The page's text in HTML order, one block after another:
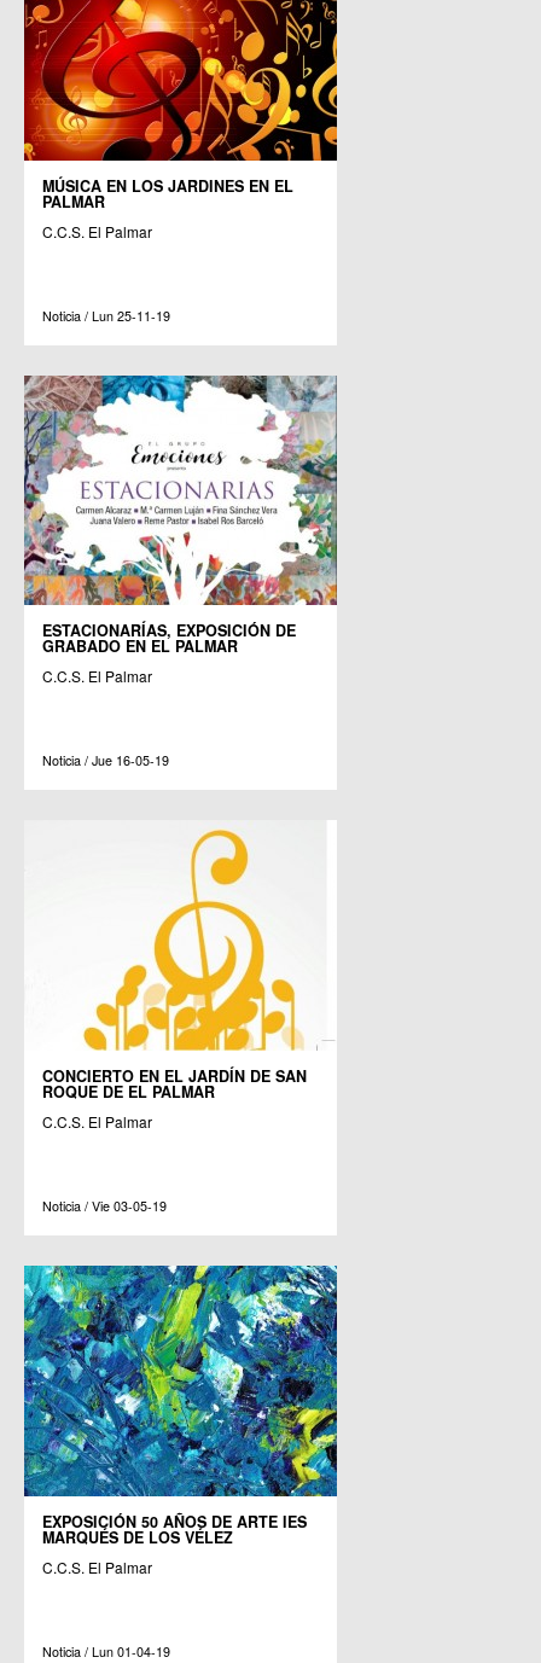
MÚSICA EN LOS JARDINES EN EL
PALMAR
C.C.S. El Palmar
Noticia / Lun 25-11-19
ESTACIONARÍAS, EXPOSICIÓN DE
GRABADO EN EL PALMAR
C.C.S. El Palmar
Noticia / Jue 16-05-19
CONCIERTO EN EL JARDÍN DE SAN
ROQUE DE EL PALMAR
C.C.S. El Palmar
Noticia / Vie 03-05-19
EXPOSICIÓN 50 AÑOS DE ARTE IES
MARQUÉS DE LOS VÉLEZ
C.C.S. El Palmar
Noticia / Lun 01-04-19